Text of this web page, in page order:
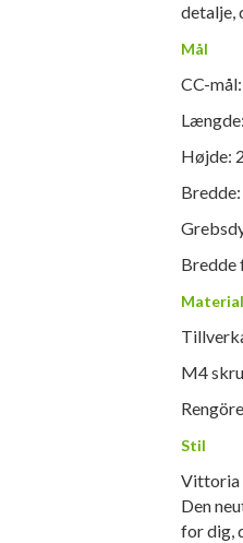
detalje,
Mål
CC-
Højde:
Bredde
M4
Stil
Vittoria
Den
for dig,